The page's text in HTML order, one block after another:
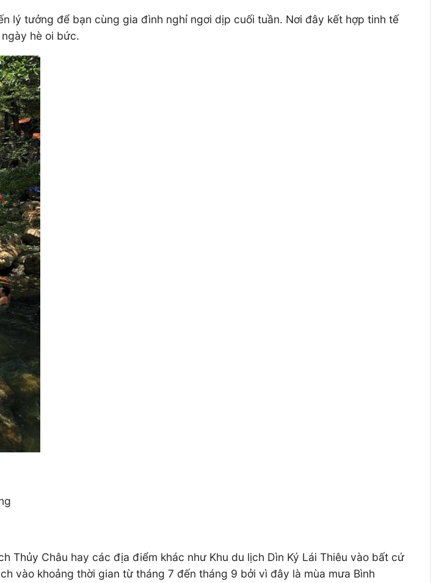
lý tưởng để bạn cùng gia đình nghỉ ngơi dịp cuối tuần. Nơi đây kết hợp tinh tế
hè oi bức.
Thủy Châu hay các địa điểm khác như Khu du lịch Dìn Ký Lái Thiêu vào bất cứ
vào khoảng thời gian từ tháng 7 đến tháng 9 bởi vì đây là mùa mưa Bình